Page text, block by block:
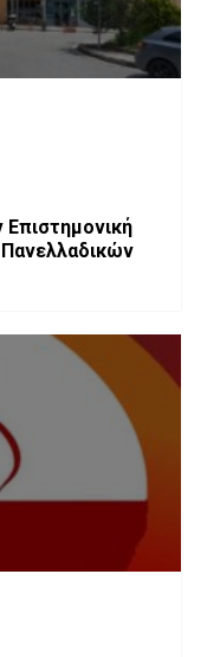
Επιστημονική